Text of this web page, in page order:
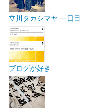
立川タカシマヤ 一日目
ブログが好き